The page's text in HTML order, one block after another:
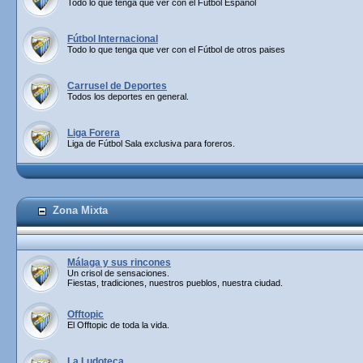
Todo lo que tenga que ver con el Fútbol Español
Fútbol Internacional
Todo lo que tenga que ver con el Fútbol de otros paises
Carrusel de Deportes
Todos los deportes en general.
Liga Forera
Liga de Fútbol Sala exclusiva para foreros.
Zona Mixta
Málaga y sus rincones
Un crisol de sensaciones.
Fiestas, tradiciones, nuestros pueblos, nuestra ciudad.
Offtopic
El Offtopic de toda la vida.